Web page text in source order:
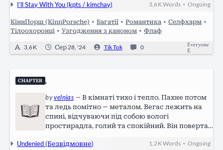
були розкидані треки Біллі Айліш і Тейлор
I’ll Stay With You (kpts / kimchay) 3,6 KWords •Ongoing
КіннПорш (KinnPorsche) • Багатії • Романтика • Селфхарм •
Тілоохоронці • Узгодження з каноном • Флаф
3,6 K Сер 28, '24 Tik Tok 0
Everyone
E
CHAPTER .
byvelnias — В кімнаті тихо і тепло. Пахне потом
та ледь помітно — металом. Вегас лежить на
спині, відчуваючи під собою вологі
простирадла, голий та спокійний. Він повертає
всміхається. Той мовчить, не рухається, лише
Undenied (Безвідмовне) 1,2 KWords •Ongoing